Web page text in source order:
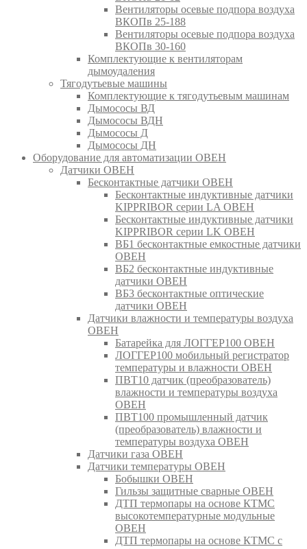
Вентиляторы осевые подпора воздуха
ВКОПв 25-188
Вентиляторы осевые подпора воздуха
ВКОПв 30-160
Комплектующие к вентиляторам
дымоудаления
Тягодутьевые машины
Комплектующие к тягодутьевым машинам
Дымососы ВД
Дымососы ВДН
Дымососы Д
Дымососы ДН
Оборудование для автоматизации ОВЕН
Датчики ОВЕН
Бесконтактные датчики ОВЕН
Бесконтактные индуктивные датчики
KIPPRIBOR серии LA ОВЕН
Бесконтактные индуктивные датчики
KIPPRIBOR серии LK ОВЕН
ВБ1 бесконтактные емкостные датчики
ОВЕН
ВБ2 бесконтактные индуктивные
датчики ОВЕН
ВБ3 бесконтактные оптические
датчики ОВЕН
Датчики влажности и температуры воздуха
ОВЕН
Батарейка для ЛОГГЕР100 ОВЕН
ЛОГГЕР100 мобильный регистратор
температуры и влажности ОВЕН
ПВТ10 датчик (преобразователь)
влажности и температуры воздуха
ОВЕН
ПВТ100 промышленный датчик
(преобразователь) влажности и
температуры воздуха ОВЕН
Датчики газа ОВЕН
Датчики температуры ОВЕН
Бобышки ОВЕН
Гильзы защитные сварные ОВЕН
ДТП термопары на основе КТМС
высокотемпературные модульные
ОВЕН
ДТП термопары на основе КТМС с